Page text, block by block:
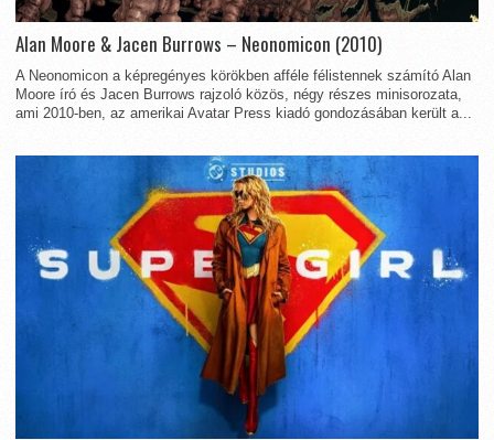
Alan Moore & Jacen Burrows – Neonomicon (2010)
A Neonomicon a képregényes körökben afféle félistennek számító Alan
Moore író és Jacen Burrows rajzoló közös, négy részes minisorozata,
ami 2010-ben, az amerikai Avatar Press kiadó gondozásában került a...